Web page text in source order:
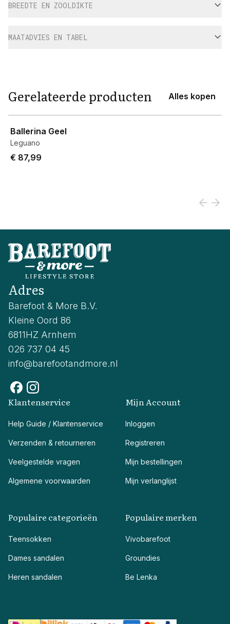
BREEDTE EN ZOOLDIKTE
MAATADVIES EN TABEL
Gerelateerde producten Alles kopen
Ballerina Geel
Leguano
€ 87,99
Adres
Barefoot & More B.V.
Kleine Oord 86
6811HZ Arnhem
026 737 04 45
info@barefootandmore.nl
Klantenservice
Help Guide / Klantenservice
Verzenden & retourneren
Veelgestelde vragen
Algemene voorwaarden
Mijn Account
Inloggen
Registreren
Mijn bestellingen
Mijn verlanglijst
Populaire categorieën
Teensokken
Dames sandalen
Heren sandalen
Populaire merken
Vivobarefoot
Groundies
Be Lenka